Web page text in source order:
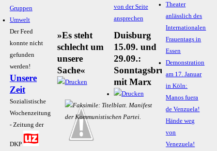
Gruppen
Umwelt
Der Feed
konnte nicht
gefunden
werden!
Unsere
Zeit
Sozialistische
Wochenzeitung
- Zeitung der
DKP
von der Seite
ansprechen
»Es steht
schlecht um
unsere
Sache«
Duisburg
15.09. und
29.09.:
Sonntagsbrunch
mit Marx
Theater
anlässlich des
Internationalen
Frauentags in
Essen
Demonstration
am 17. Januar
in Köln:
Manos fuera
de Venzuela!
Hände weg
von
Venezuela!